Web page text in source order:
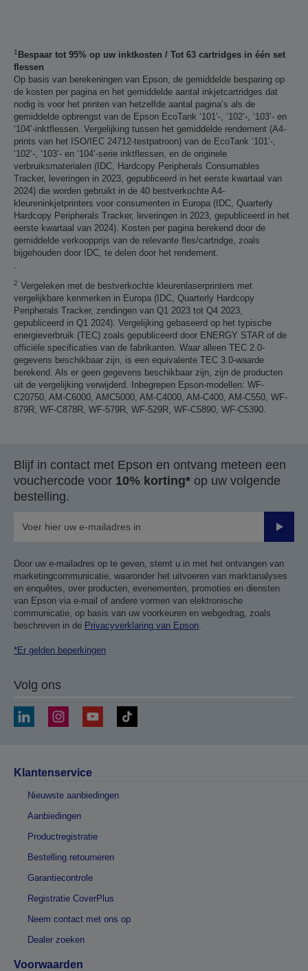
1 Bespaar tot 95% op uw inktkosten / Tot 63 cartridges in één set
flessen
Op basis van berekeningen van Epson, de gemiddelde besparing op
de kosten per pagina en het gemiddelde aantal inkjetcartridges dat
nodig is voor het printen van hetzelfde aantal pagina’s als de
gemiddelde opbrengst van de Epson EcoTank ‘101’-, ‘102’-, ‘103’- en
‘104’-inktflessen. Vergelijking tussen het gemiddelde rendement (A4-
prints van het ISO/IEC 24712-testpatroon) van de EcoTank ‘101’-,
‘102’-, ‘103’- en ‘104’-serie inktflessen, en de originele
verbruiksmaterialen (IDC, Hardcopy Peripherals Consumables
Tracker, leveringen in 2023, gepubliceerd in het eerste kwartaal van
2024) die worden gebruikt in de 40 bestverkochte A4-
kleureninkjetprinters voor consumenten in Europa (IDC, Quarterly
Hardcopy Peripherals Tracker, leveringen in 2023, gepubliceerd in het
eerste kwartaal van 2024). Kosten per pagina berekend door de
gemiddelde verkoopprijs van de relevante fles/cartridge, zoals
bijgehouden door IDC, te delen door het rendement.
.
2 Vergeleken met de bestverkochte kleurenlaserprinters met
vergelijkbare kenmerken in Europa (IDC, Quarterly Hardcopy
Peripherals Tracker, zendingen van Q1 2023 tot Q4 2023,
gepubliceerd in Q1 2024). Vergelijking gebaseerd op het typische
energieverbruik (TEC) zoals gepubliceerd door ENERGY STAR of de
officiële specificaties van de fabrikanten. Waar alleen TEC 2.0-
gegevens beschikbaar zijn, is een equivalente TEC 3.0-waarde
berekend. Als er geen gegevens beschikbaar zijn, zijn de producten
uit de vergelijking verwijderd. Inbegrepen Epson-modellen: WF-
C20750, AM-C6000, AMC5000, AM-C4000, AM-C400, AM-C550, WF-
879R, WF-C878R, WF-579R, WF-529R, WF-C5890, WF-C5390.
Blijf in contact met Epson en ontvang meteen een
vouchercode voor 10% korting* op uw volgende
bestelling.
Door uw e-mailadres op te geven, stemt u in met het ontvangen van
marketingcommunicatie, waaronder het uitvoeren van marktanalyses
en enquêtes, over producten, evenementen, promoties en diensten
van Epson via e-mail of andere vormen van elektronische
communicatie, op basis van uw voorkeuren en webgedrag, zoals
beschreven in de Privacyverklaring van Epson.
*Er gelden beperkingen
Volg ons
Klantenservice
Nieuwste aanbiedingen
Aanbiedingen
Productregistratie
Bestelling retourneren
Garantiecontrole
Registratie CoverPlus
Neem contact met ons op
Dealer zoeken
Voorwaarden